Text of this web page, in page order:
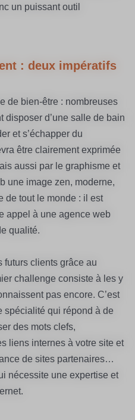
un puissant outil
: deux impératifs
de bien-être : nombreuses
disposer d’une salle de bain
et s’échapper du
être clairement exprimée
aussi par le graphisme et
une image zen, moderne,
de tout le monde : il est
appel à une agence web
qualité.
futurs clients grâce au
challenge consiste à les y
pas encore. C’est
spécialité qui répond à de
des mots clefs,
liens internes à votre site et
de sites partenaires…
nécessite une expertise et